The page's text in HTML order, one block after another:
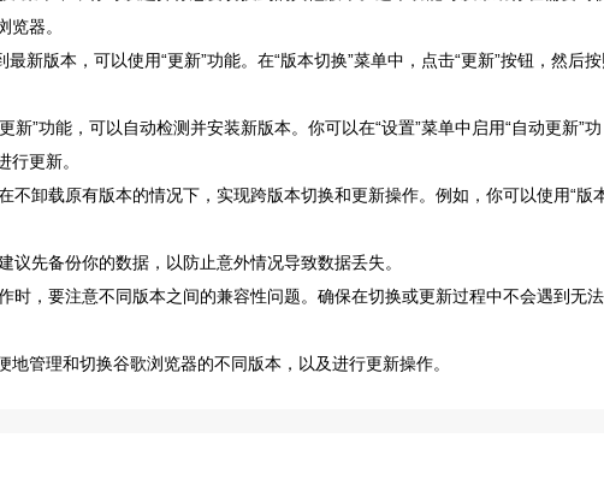
器。
新版本，可以使用“更新”功能。在“版本切换”菜单中，点击“更新”按钮，然后按
新”功能，可以自动检测并安装新版本。你可以在“设置”菜单中启用“自动更新”功
更新。
不卸载原有版本的情况下，实现跨版本切换和更新操作。例如，你可以使用“版
先备份你的数据，以防止意外情况导致数据丢失。
时，要注意不同版本之间的兼容性问题。确保在切换或更新过程中不会遇到无法
管理和切换谷歌浏览器的不同版本，以及进行更新操作。